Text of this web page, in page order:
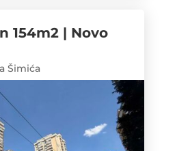
154m2 | Novo
Šimića